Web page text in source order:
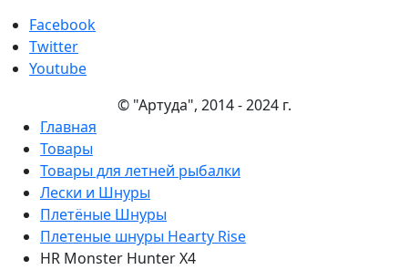
Facebook
Twitter
Youtube
© "Артуда", 2014 - 2024 г.
Главная
Товары
Товары для летней рыбалки
Лески и Шнуры
Плетёные Шнуры
Плетеные шнуры Hearty Rise
HR Monster Hunter X4